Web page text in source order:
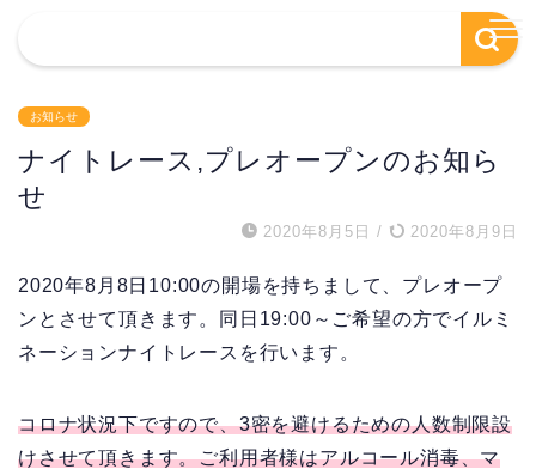
お知らせ
ナイトレース,プレオープンのお知ら
せ
2020年8月5日 / 2020年8月9日
2020年8月8日10:00の開場を持ちまして、プレオープ
ンとさせて頂きます。同日19:00～ご希望の方でイルミ
ネーションナイトレースを行います。
コロナ状況下ですので、3密を避けるための人数制限設
けさせて頂きます。ご利用者様はアルコール消毒、マ